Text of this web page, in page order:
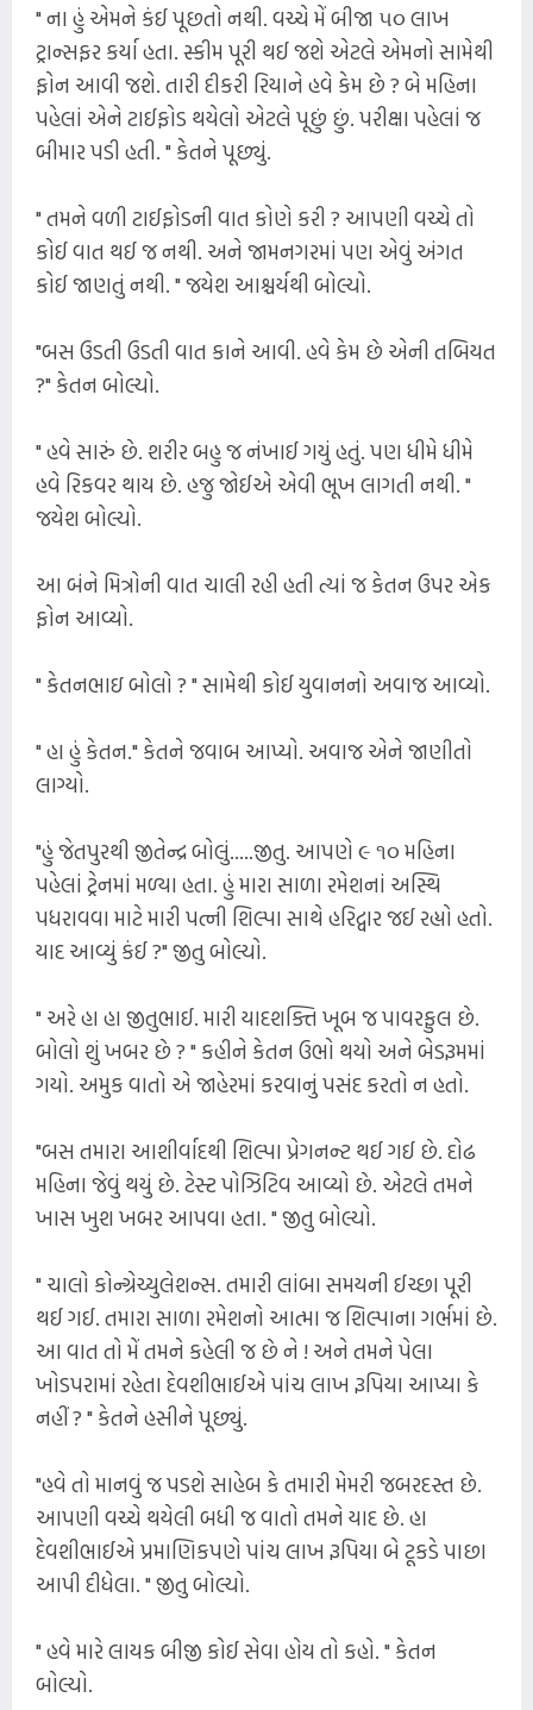
" ના હું એમને કંઈ પૂછતો નથી. વચ્ચે મેં બીજા ૫૦ લાખ
ટ્રાન્સફર કર્યા હતા. સ્કીમ પૂરી થઈ જશે એટલે એમનો સામેથી
ફોન આવી જશે. તારી દીકરી રિયાને હવે કેમ છે ? બે મહિના
પહેલાં એને ટાઈફોડ થયેલો એટલે પૂછું છું. પરીક્ષા પહેલાં જ
બીમાર પડી હતી. " કેતને પૂછ્યું.
" તમને વળી ટાઈફોડની વાત કોણે કરી ? આપણી વચ્ચે તો
કોઈ વાત થઈ જ નથી. અને જામનગરમાં પણ એવું અંગત
કોઈ જાણતું નથી. " જયેશ આશ્ચર્યથી બોલ્યો.
"બસ ઉડતી ઉડતી વાત કાને આવી. હવે કેમ છે એની તબિયત
?" કેતન બોલ્યો.
" હવે સારું છે. શરીર બહુ જ નંખાઈ ગયું હતું. પણ ધીમે ધીમે
હવે રિકવર થાય છે. હજુ જોઈએ એવી ભૂખ લાગતી નથી. "
જયેશ બોલ્યો.
આ બંને મિત્રોની વાત ચાલી રહી હતી ત્યાં જ કેતન ઉપર એક
ફોન આવ્યો.
" કેતનભાઇ બોલો ? " સામેથી કોઈ યુવાનનો અવાજ આવ્યો.
" હા હું કેતન." કેતને જવાબ આપ્યો. અવાજ એને જાણીતો
લાગ્યો.
"હું જેતપુરથી જીતેન્દ્ર બોલું.....જીતુ. આપણે ૯ ૧૦ મહિના
પહેલાં ટ્રેનમાં મળ્યા હતા. હું મારા સાળા રમેશનાં અસ્થિ
પધરાવવા માટે મારી પત્ની શિલ્પા સાથે હરિદ્વાર જઈ રહ્યો હતો.
યાદ આવ્યું કંઈ ?" જીતુ બોલ્યો.
" અરે હા હા જીતુભાઈ. મારી યાદશક્તિ ખૂબ જ પાવરફુલ છે.
બોલો શું ખબર છે ? " કહીને કેતન ઉભો થયો અને બેડરૂમમાં
ગયો. અમુક વાતો એ જાહેરમાં કરવાનું પસંદ કરતો ન હતો.
"બસ તમારા આશીર્વાદથી શિલ્પા પ્રેગનન્ટ થઈ ગઈ છે. દોઢ
મહિના જેવું થયું છે. ટેસ્ટ પોઝિટિવ આવ્યો છે. એટલે તમને
ખાસ ખુશ ખબર આપવા હતા. " જીતુ બોલ્યો.
" ચાલો કોન્ગ્રેચ્યુલેશન્સ. તમારી લાંબા સમયની ઈચ્છા પૂરી
થઈ ગઈ. તમારા સાળા રમેશનો આત્મા જ શિલ્પાના ગર્ભમાં છે.
આ વાત તો મેં તમને કહેલી જ છે ને ! અને તમને પેલા
ખોડપરામાં રહેતા દેવશીભાઈએ પાંચ લાખ રૂપિયા આપ્યા કે
નહીં ? " કેતને હસીને પૂછ્યું.
"હવે તો માનવું જ પડશે સાહેબ કે તમારી મેમરી જબરદસ્ત છે.
આપણી વચ્ચે થયેલી બધી જ વાતો તમને યાદ છે. હા
દેવશીભાઈએ પ્રમાણિકપણે પાંચ લાખ રૂપિયા બે ટૂકડે પાછા
આપી દીધેલા. " જીતુ બોલ્યો.
" હવે મારે લાયક બીજી કોઈ સેવા હોય તો કહો. " કેતન
બોલ્યો.